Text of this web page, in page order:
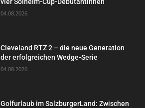
vier Solheim-Cup-Debütantinnen
04.08.2026
Cleveland RTZ 2 – die neue Generation
der erfolgreichen Wedge-Serie
04.08.2026
Golfurlaub im SalzburgerLand: Zwischen